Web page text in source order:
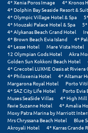
Φλώρινα
Φοινικούντα
Χ
Χαλκίδα
Χαλκιδική
Χανιά
Χερσόνησος
4* Xenia Poros Image
4* Kronos
4* Dolphin Bay Seaside Resort &
4* Olympic Village Hotel & Spa
4* Mouzaki Palace Hotel & Spa
4* Alykanas Beach Grand Hotel
4* Brown Beach Evia Island
4*
4* Lesse Hotel
Mare Vista Hotel
12 Olympian Gods Hotel
Akra
Golden Sun Kokkoni Beach Hotel
4* Grecotel LUXME Oasis at Riviera
4* Philoxenia Hotel
4* Altamar
Margarona Royal Hotel
Porto
4* SAZ City Life Hotel
Porto Evia
Muses SeaSide Villas
4* High Mill
Favie Suzanne Hotel
4* Amalia
Moxy Patra Marina by Marriott
Mrs Chryssana Beach Hotel
Blue
Akroyali Hotel
4* Karras Grande